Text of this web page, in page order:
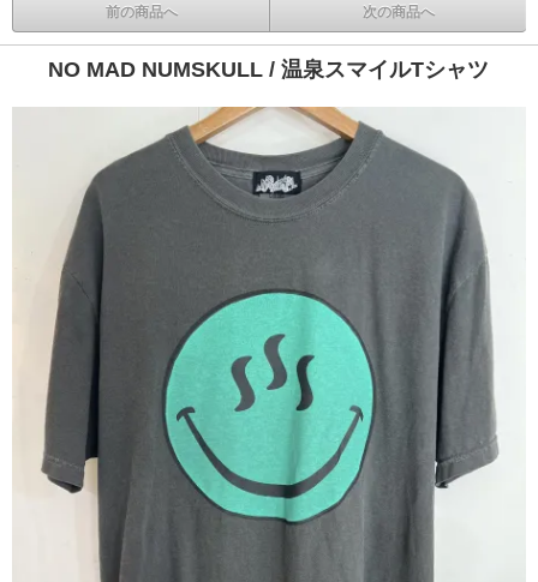
前の商品へ 次の商品へ
NO MAD NUMSKULL / 温泉スマイルTシャツ